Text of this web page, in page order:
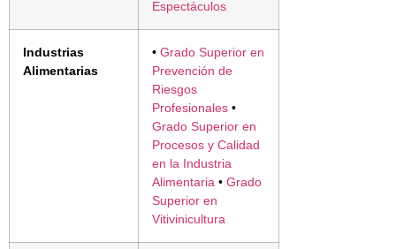
Espectáculos
Industrias
Alimentarias
• Grado Superior en
Prevención de
Riesgos
Profesionales •
Grado Superior en
Procesos y Calidad
en la Industria
Alimentaria • Grado
Superior en
Vitivinicultura